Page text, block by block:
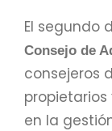
El segundo
Consejo de
consejeros
en la